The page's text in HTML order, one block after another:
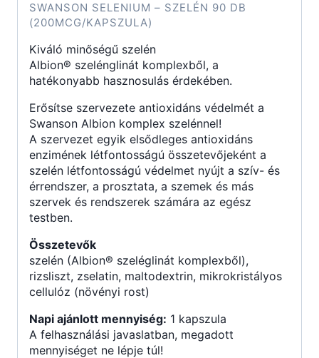
SWANSON SELENIUM – SZELÉN 90 DB
(200MCG/KAPSZULA)
Kiváló minőségű szelén
Albion® szelénglinát komplexből, a
hatékonyabb hasznosulás érdekében.
Erősítse szervezete antioxidáns védelmét a
Swanson Albion komplex szelénnel!
A szervezet egyik elsődleges antioxidáns
enzimének létfontosságú összetevőjeként a
szelén létfontosságú védelmet nyújt a szív- és
érrendszer, a prosztata, a szemek és más
szervek és rendszerek számára az egész
testben.
Összetevők
szelén (Albion® szeléglinát komplexből),
rizsliszt, zselatin, maltodextrin, mikrokristályos
cellulóz (növényi rost)
Napi ajánlott mennyiség: 1 kapszula
A felhasználási javaslatban, megadott
mennyiséget ne lépje túl!